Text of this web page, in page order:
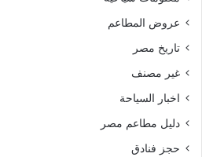
عروض المطاعم
تاريخ مصر
غير مصنف
اخبار السياحة
دليل مطاعم مصر
حجز فنادق